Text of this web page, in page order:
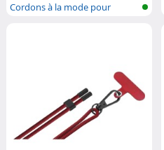
Cordons à la mode pour